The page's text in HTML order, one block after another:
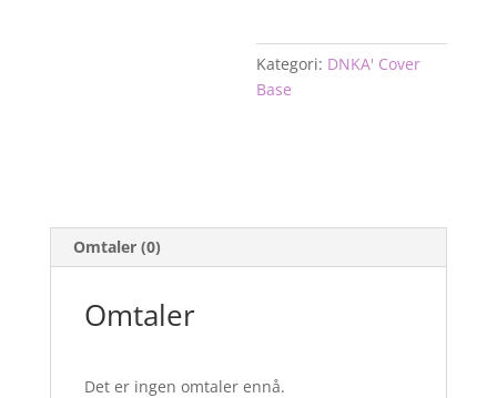
Kategori: DNKA' Cover
Base
Omtaler (0)
Omtaler
Det er ingen omtaler ennå.